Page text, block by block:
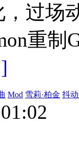
过场
重
Mod 雪莉·柏金 抖